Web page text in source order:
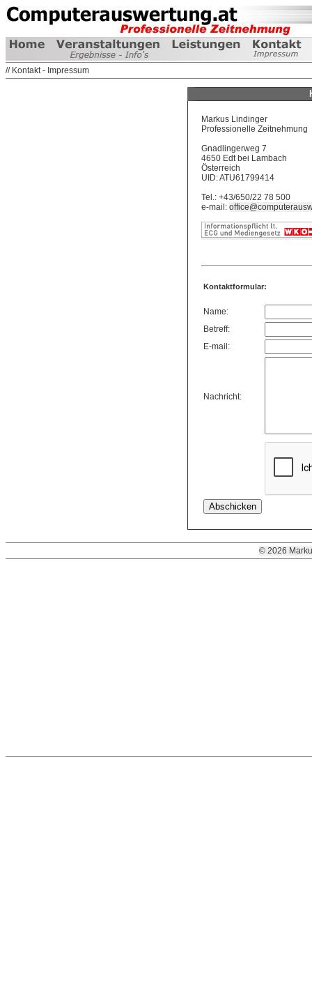
// Kontakt - Impressum
Markus Lindinger
Professionelle Zeitnehmung
Gnadlingerweg 7
4650 Edt bei Lambach
Österreich
UID: ATU61799414
Tel.: +43/650/22 78 500
e-mail:
Kontaktformular:
Name:
Betreff:
E-mail:
Nachricht:
© 2026